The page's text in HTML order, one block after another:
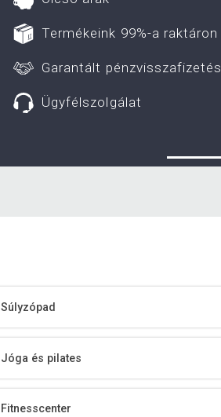
Termékeink 99%-a raktáron
Garantált pénzvisszafizetés
Ügyfélszolgálat
Súlyzópad
Jóga és pilates
Fitnesscenter